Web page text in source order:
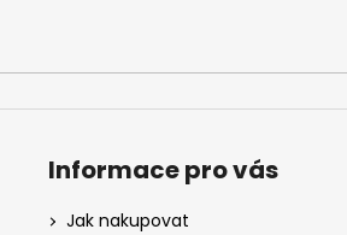
Informace pro vás
Jak nakupovat